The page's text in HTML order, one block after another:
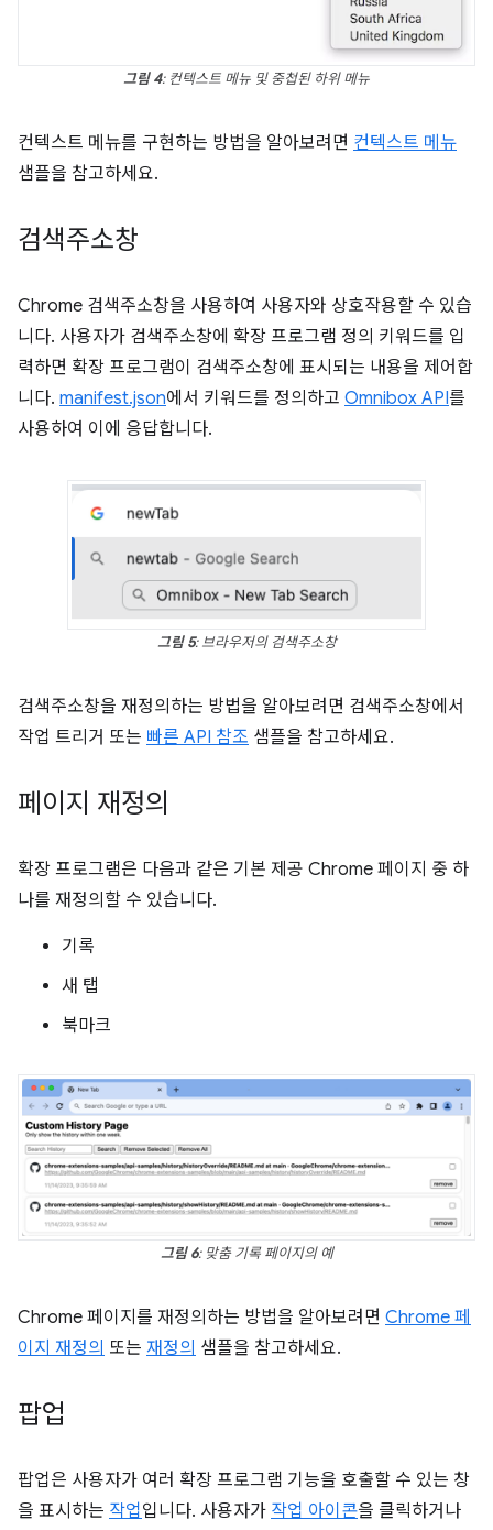
그림 4: 컨텍스트 메뉴 및 중첩된 하위 메뉴
컨텍스트 메뉴를 구현하는 방법을 알아보려면 컨텍스트 메뉴
샘플을 참고하세요.
검색주소창
Chrome 검색주소창을 사용하여 사용자와 상호작용할 수 있습
니다. 사용자가 검색주소창에 확장 프로그램 정의 키워드를 입
력하면 확장 프로그램이 검색주소창에 표시되는 내용을 제어합
니다. manifest.json에서 키워드를 정의하고 Omnibox API를
사용하여 이에 응답합니다.
그림 5: 브라우저의 검색주소창
검색주소창을 재정의하는 방법을 알아보려면 검색주소창에서
작업 트리거 또는 빠른 API 참조 샘플을 참고하세요.
페이지 재정의
확장 프로그램은 다음과 같은 기본 제공 Chrome 페이지 중 하
나를 재정의할 수 있습니다.
기록
새 탭
북마크
그림 6: 맞춤 기록 페이지의 예
Chrome 페이지를 재정의하는 방법을 알아보려면 Chrome 페
이지 재정의 또는 재정의 샘플을 참고하세요.
팝업
팝업은 사용자가 여러 확장 프로그램 기능을 호출할 수 있는 창
을 표시하는 작업입니다. 사용자가 작업 아이콘을 클릭하거나